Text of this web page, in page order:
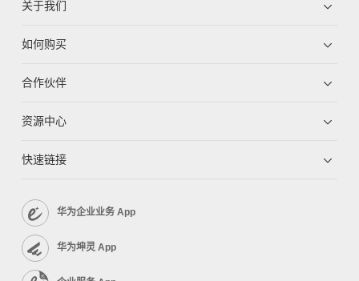
关于我们
如何购买
合作伙伴
资源中心
快速链接
华为企业业务 App
华为坤灵 App